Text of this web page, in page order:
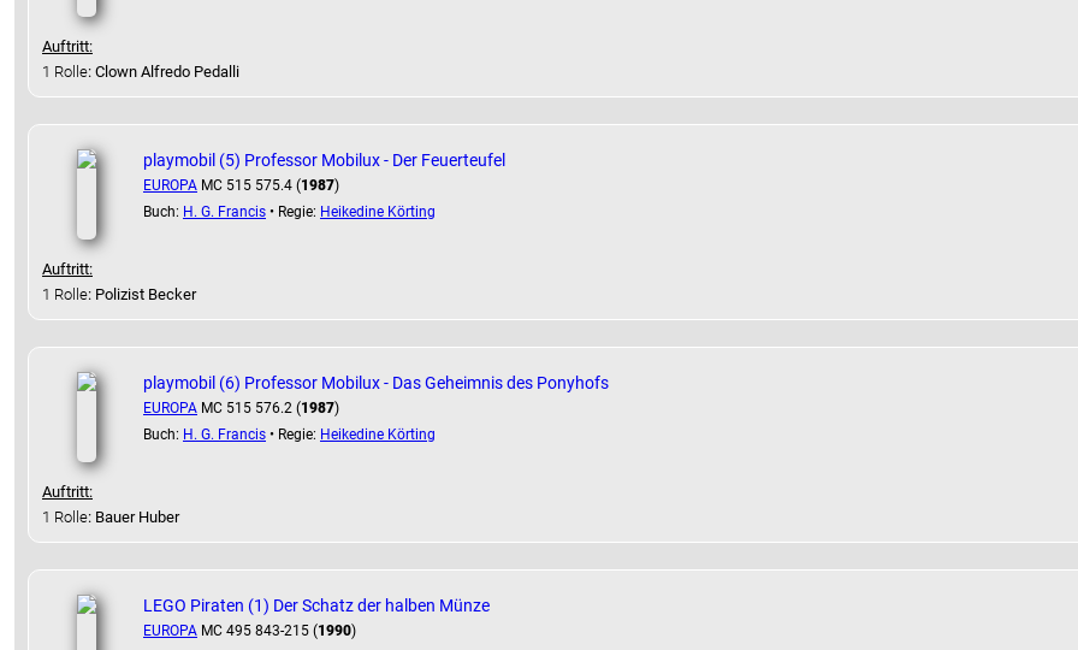
Auftritt:
1 Rolle: Clown Alfredo Pedalli
playmobil (5) Professor Mobilux - Der Feuerteufel
EUROPA MC 515 575.4 (1987)
Buch: H. G. Francis • Regie: Heikedine Körting
Auftritt:
1 Rolle: Polizist Becker
playmobil (6) Professor Mobilux - Das Geheimnis des Ponyhofs
EUROPA MC 515 576.2 (1987)
Buch: H. G. Francis • Regie: Heikedine Körting
Auftritt:
1 Rolle: Bauer Huber
LEGO Piraten (1) Der Schatz der halben Münze
EUROPA MC 495 843-215 (1990)